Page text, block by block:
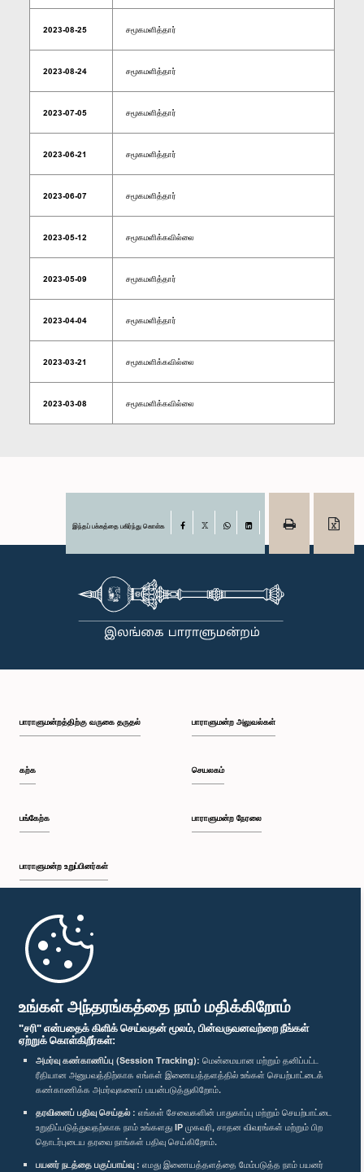
உங்கள் அந்தரங்கத்தை நாம் மதிக்கிறோம்
"சரி" என்பதைக் கிளிக் செய்வதன் மூலம், பின்வருவனவற்றை நீங்கள்
ஏற்றுக் கொள்கிறீர்கள்:
அமர்வு கண்காணிப்பு (Session Tracking): மென்மையான மற்றும் தனிப்பட்ட
ரீதியான அனுபவத்திற்காக எங்கள் இணையத்தளத்தில் உங்கள் செயற்பாட்டைக்
கண்காணிக்க அமர்வுகளைப் பயன்படுத்துகிறோம்.
தரவினைப் பதிவு செய்தல் : எங்கள் சேவைகளின் பாதுகாப்பு மற்றும் செயற்பாட்டை
உறுதிப்படுத்துவதற்காக நாம் உங்களது IP முகவரி, சாதன விவரங்கள் மற்றும் பிற
தொடர்புடைய தரவை நாங்கள் பதிவு செய்கிறோம்.
பயனர் நடத்தை பகுப்பாய்வு : எமது இணையத்தளத்தை மேம்படுத்த நாம் பயனர்
2023-08-25 சமூகமளித்தார்
2023-08-24 சமூகமளித்தார்
2023-07-05 சமூகமளித்தார்
2023-06-21 சமூகமளித்தார்
2023-06-07 சமூகமளித்தார்
2023-05-12 சமூகமளிக்கவில்லை
2023-05-09 சமூகமளித்தார்
2023-04-04 சமூகமளித்தார்
2023-03-21 சமூகமளிக்கவில்லை
2023-03-08 சமூகமளிக்கவில்லை
இந்தப் பக்கத்தை பகிர்ந்து கொள்க Facebook
பாராளுமன்றத்திற்கு வருகை தருதல்
கற்க
பங்கேற்க
பாராளுமன்ற உறுப்பினர்கள்
முதற்பக்கம்
பாராளுமன்ற அலுவல்கள்
செயலகம்
பாராளுமன்ற நேரலை
பாராளுமன்ற கையடக்க செயலி
எம்மை பின்தொடர்க :
விருதுகள்